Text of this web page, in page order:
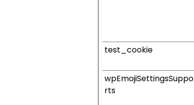
test_cookie
wpEmojiSettingsSuppo
rts